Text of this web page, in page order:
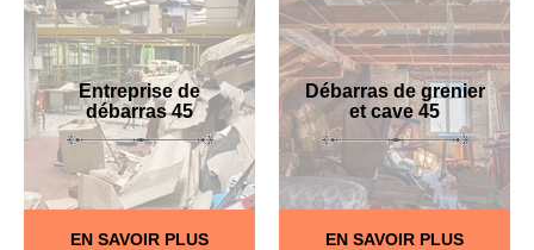
Entreprise de
débarras 45
EN SAVOIR PLUS
Débarras de grenier
et cave 45
EN SAVOIR PLUS